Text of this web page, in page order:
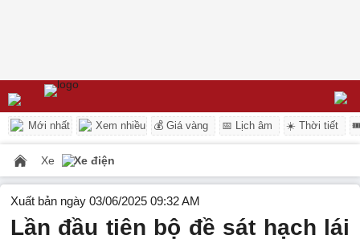
Mới nhất Xem nhiều 💰 Giá vàng 📅 Lịch âm ☀️ Thời tiết
Xe Xe điện
Xuất bản ngày 03/06/2025 09:32 AM
Lần đầu tiên bộ đề sát hạch lái